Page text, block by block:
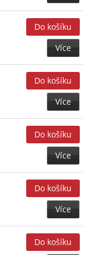
Více
Více
Více
Více